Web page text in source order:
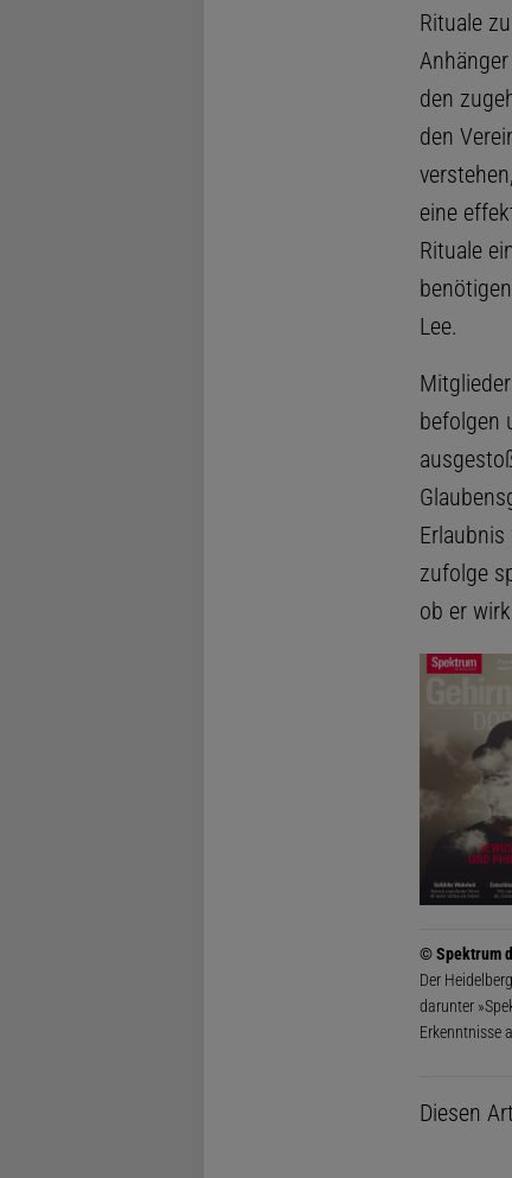
Rituale
den
den
eine
Rituale
Lee.
befolgen
zufolge
ob er
© Spektrum
Der
darunter
Erkenntnisse
Diesen